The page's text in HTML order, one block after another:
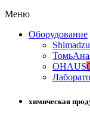
Меню
Оборудование
Shimadzu
OHAUS
химическая